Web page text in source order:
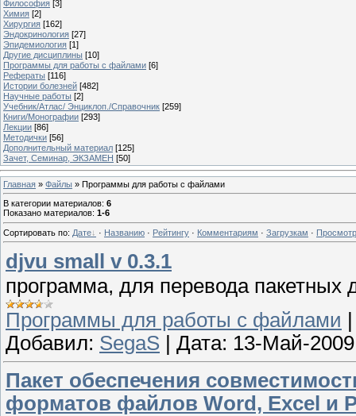
Философия [3]
Химия [2]
Хирургия [162]
Эндокринология [27]
Эпидемиология [1]
Другие дисциплины [10]
Программы для работы с файлами [6]
Рефераты [116]
Истории болезней [482]
Научные работы [2]
Учебник/Атлас/ Энциклоп./Справочник [259]
Книги/Монографии [293]
Лекции [86]
Методички [56]
Дополнительный материал [125]
Зачет, Семинар, ЭКЗАМЕН [50]
Главная » Файлы » Программы для работы с файлами
В категории материалов: 6
Показано материалов: 1-6
Сортировать по: Дате · Названию · Рейтингу · Комментариям · Загрузкам ·
djvu small v 0.3.1
программа, для перевода пакетных
Программы для работы с файлами
Добавил: SegaS | Дата: 13-Май-2009
Пакет обеспечения
форматов файлов Word, Excel и